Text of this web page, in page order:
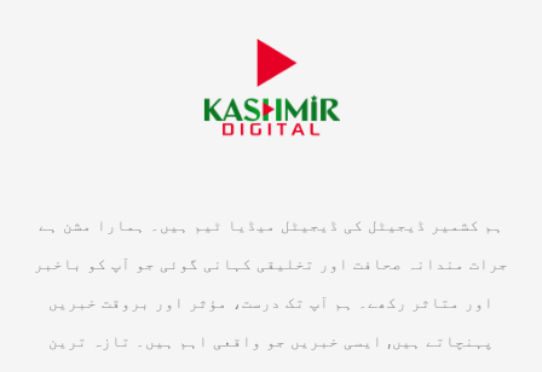
ہم کشمیر ڈیجیٹل کی ڈیجیٹل میڈیا ٹیم ہیں۔ ہمارا مشن ہے
جرات مندانہ صحافت اور تخلیقی کہانی گوئی جو آپ کو باخبر
اور متاثر رکھے۔ ہم آپ تک درست، مؤثر اور بروقت خبریں
پہنچاتے ہیں, ایسی خبریں جو واقعی اہم ہیں۔ تازہ ترین